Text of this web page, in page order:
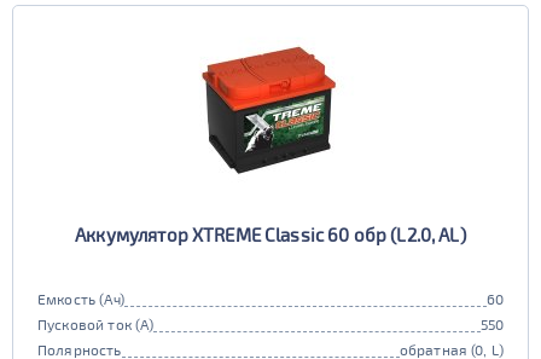
Аккумулятор XTREME Classic 60 обр (L2.0, AL)
Емкость (Ач)
60
Пусковой ток (А)
550
Полярность
обратная (0, L)